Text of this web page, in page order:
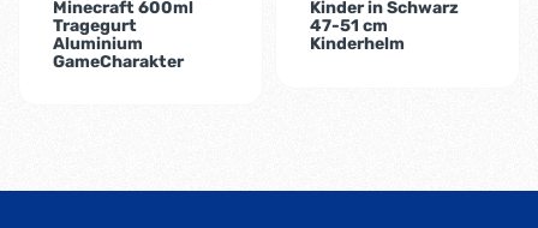
Minecraft 600ml
Tragegurt
Aluminium
GameCharakter
Kinder in Schwarz
47-51 cm
Kinderhelm